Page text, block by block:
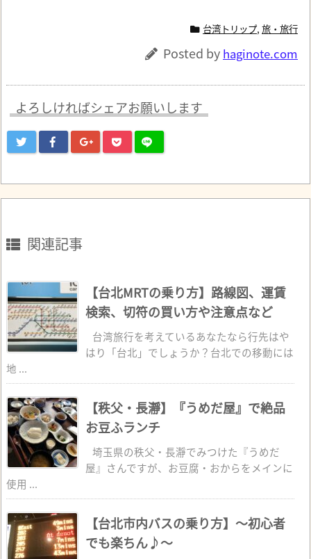
台湾トリップ, 旅・旅行
Posted by haginote.com
よろしければシェアお願いします
関連記事
【台北MRTの乗り方】路線図、運賃
検索、切符の買い方や注意点など
台湾旅行を考えているあなたなら行先はや
はり「台北」でしょうか？台北での移動には
地 ...
【秩父・長瀞】『うめだ屋』で絶品
お豆ふランチ
埼玉県の秩父・長瀞でみつけた『うめだ
屋』さんですが、お豆腐・おからをメインに
使用 ...
【台北市内バスの乗り方】～初心者
でも楽ちん♪～